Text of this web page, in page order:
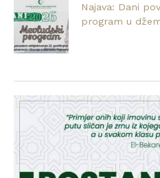
Najava: Dani
program u